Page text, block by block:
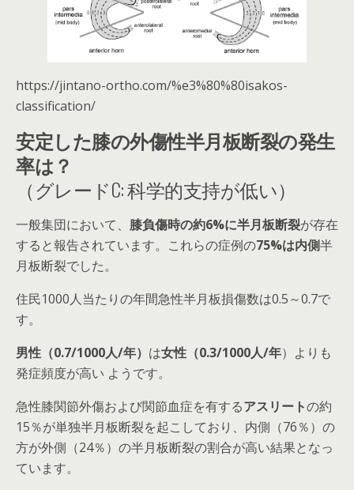
https://jintano-ortho.com/%e3%80%80isakos-
classification/
安定した膝の外傷性半月板断裂の発生
率は？
（グレードC: 科学的支持が低い）
一般集団において、 膝負傷時の約6%に半月板断裂が存在
すると報告されています。これらの症例の75%は内側半
月板断裂でした。
住民1000人当たりの年間急性半月板損傷数は0.5～0.7で
す。
男性（0.7/1000人/年） は女性（0.3/1000人/年）よりも
発症頻度が高い ようです。
急性膝関節外傷および関節血症を有するアスリートの約
15％が単独半月板断裂を起こしており、内側（76％）の
方が外側（24％）の半月板断裂の割合が高い結果となっ
ています。